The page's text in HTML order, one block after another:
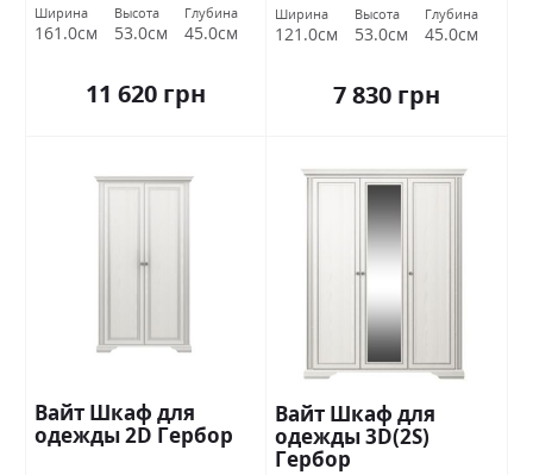
Ширина
161.0см
Высота
53.0см
Глубина
45.0см
11 620 грн
Ширина
121.0см
Высота
53.0см
Глубина
45.0см
7 830 грн
Вайт Шкаф для
одежды 2D Гербор
Вайт Шкаф для
одежды 3D(2S)
Гербор